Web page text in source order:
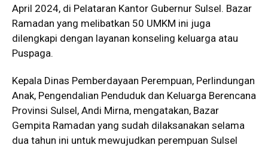
April 2024, di Pelataran Kantor Gubernur Sulsel. Bazar
Ramadan yang melibatkan 50 UMKM ini juga
dilengkapi dengan layanan konseling keluarga atau
Puspaga.
Kepala Dinas Pemberdayaan Perempuan, Perlindungan
Anak, Pengendalian Penduduk dan Keluarga Berencana
Provinsi Sulsel, Andi Mirna, mengatakan, Bazar
Gempita Ramadan yang sudah dilaksanakan selama
dua tahun ini untuk mewujudkan perempuan Sulsel